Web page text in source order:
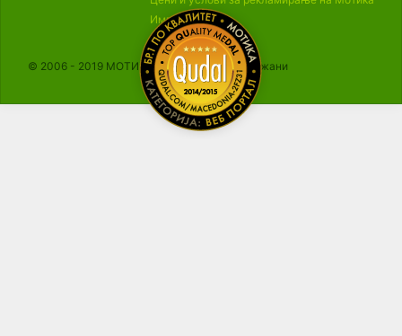
Импресум
© 2006 - 2019 МОТИКА, Сите права се задржани